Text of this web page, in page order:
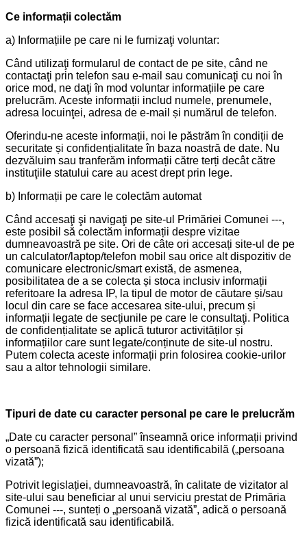
Ce informații colectăm
a) Informațiile pe care ni le furnizaţi voluntar:
Când utilizaţi formularul de contact de pe site, când ne
contactaţi prin telefon sau e-mail sau comunicaţi cu noi în
orice mod, ne daţi în mod voluntar informațiile pe care
prelucrăm. Aceste informații includ numele, prenumele,
adresa locuinţei, adresa de e-mail și numărul de telefon.
Oferindu-ne aceste informații, noi le păstrăm în condiții de
securitate și confidențialitate în baza noastră de date. Nu
dezvăluim sau tranferăm informații către terți decât către
instituţiile statului care au acest drept prin lege.
b) Informații pe care le colectăm automat
Când accesaţi şi navigaţi pe site-ul Primăriei Comunei ---,
este posibil să colectăm informații despre vizitae
dumneavoastră pe site. Ori de câte ori accesați site-ul de pe
un calculator/laptop/telefon mobil sau orice alt dispozitiv de
comunicare electronic/smart există, de asmenea,
posibilitatea de a se colecta și stoca inclusiv informații
referitoare la adresa IP, la tipul de motor de căutare și/sau
locul din care se face accesarea site-ului, precum și
informații legate de secțiunile pe care le consultaţi. Politica
de confidențialitate se aplică tuturor activităților și
informațiilor care sunt legate/conținute de site-ul nostru.
Putem colecta aceste informații prin folosirea cookie-urilor
sau a altor tehnologii similare.
Tipuri de date cu caracter personal pe care le prelucrăm
„Date cu caracter personal” înseamnă orice informații privind
o persoană fizică identificată sau identificabilă („persoana
vizată”);
Potrivit legislației, dumneavoastră, în calitate de vizitator al
site-ului sau beneficiar al unui serviciu prestat de Primăria
Comunei ---, sunteți o „persoană vizată”, adică o persoană
fizică identificată sau identificabilă.